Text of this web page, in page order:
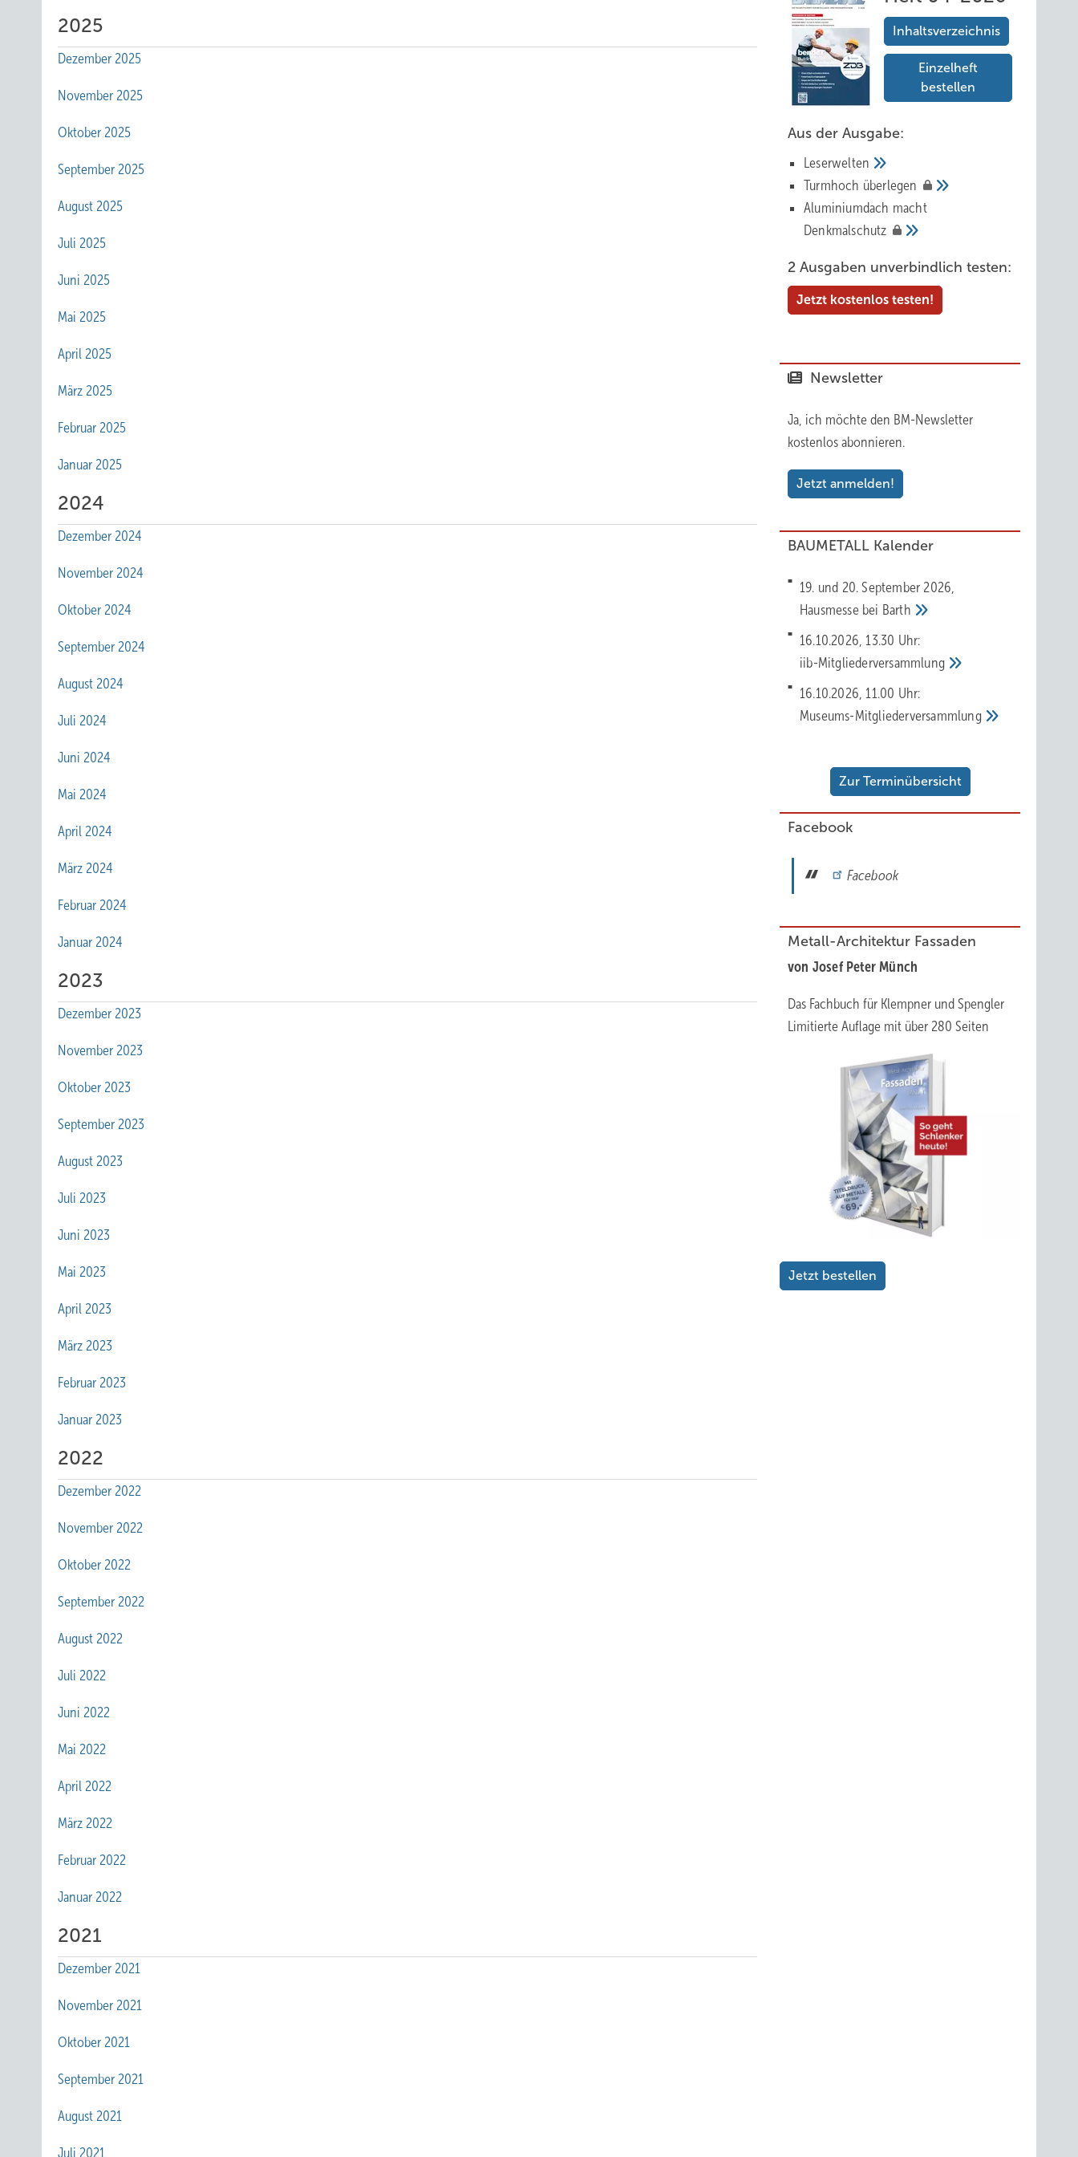
2025
Dezember 2025
November 2025
Oktober 2025
September 2025
August 2025
Juli 2025
Juni 2025
Mai 2025
April 2025
März 2025
Februar 2025
Januar 2025
2024
Dezember 2024
November 2024
Oktober 2024
September 2024
August 2024
Juli 2024
Juni 2024
Mai 2024
April 2024
März 2024
Februar 2024
Januar 2024
2023
Dezember 2023
November 2023
Oktober 2023
September 2023
August 2023
Juli 2023
Juni 2023
Mai 2023
April 2023
März 2023
Februar 2023
Januar 2023
2022
Dezember 2022
November 2022
Oktober 2022
September 2022
August 2022
Juli 2022
Juni 2022
Mai 2022
April 2022
März 2022
Februar 2022
Januar 2022
2021
Dezember 2021
November 2021
Oktober 2021
September 2021
August 2021
Juli 2021
Inhaltsverzeichnis
Einzelheft
bestellen
Aus der Ausgabe:
Leserwelten
Tur mhoch überlegen
Aluminiumdach macht
Denkmalschutz
2 Ausgaben unverbindlich testen:
Jetzt kostenlos testen!
Newsletter
Ja, ich möchte den BM-Newsletter
kostenlos abonnieren.
Jetzt anmelden!
BAUMETALL Kalender
19. und 20. September 2026,
Hausmesse bei Barth
16.10.2026, 13.30 Uhr:
iib-Mitgliederversammlung
16.10.2026, 11.00 Uhr:
Museums-Mitgliederversammlung
Zur Terminübersicht
Facebook
Facebook
Metall-Architektur Fassaden
von Josef Peter Münch
Das Fachbuch für Klempner und Spengler
Limitierte Auflage mit über 280 Seiten
Jetzt bestellen